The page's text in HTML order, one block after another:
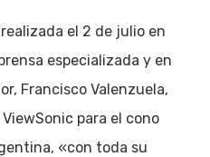
el 2 de julio en
especializada y en
Francisco Valenzuela,
para el cono
«con toda su